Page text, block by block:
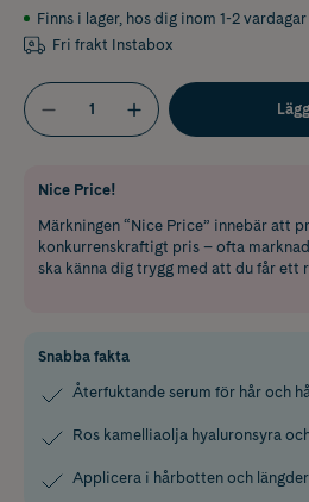
Finns i lager, hos dig inom 1-2 vardagar
Fri frakt Instabox
Nice Price!
Märkningen “Nice Price” innebär att
konkurrenskraftigt pris – ofta
ska känna dig trygg med att du får ett
Snabba fakta
Återfuktande serum för hår och
Ros kamelliaolja hyaluronsyra
Applicera i hårbotten och längder